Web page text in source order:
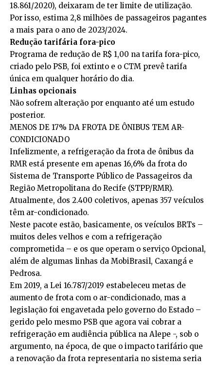
18.861/2020), deixaram de ter limite de utilização.
Por isso, estima 2,8 milhões de passageiros pagantes
a mais para o ano de 2023/2024.
Redução tarifária fora-pico
Programa de redução de R$ 1,00 na tarifa fora-pico,
criado pelo PSB, foi extinto e o CTM prevê tarifa
única em qualquer horário do dia.
Linhas opcionais
Não sofrem alteração por enquanto até um estudo
posterior.
MENOS DE 17% DA FROTA DE ÔNIBUS TEM AR-
CONDICIONADO
Infelizmente, a refrigeração da frota de ônibus da
RMR está presente em apenas 16,6% da frota do
Sistema de Transporte Público de Passageiros da
Região Metropolitana do Recife (STPP/RMR).
Atualmente, dos 2.400 coletivos, apenas 357 veículos
têm ar-condicionado.
Neste pacote estão, basicamente, os veículos BRTs –
muitos deles velhos e com a refrigeração
comprometida – e os que operam o serviço Opcional,
além de algumas linhas da MobiBrasil, Caxangá e
Pedrosa.
Em 2019, a Lei 16.787/2019 estabeleceu metas de
aumento de frota com o ar-condicionado, mas a
legislação foi engavetada pelo governo do Estado –
gerido pelo mesmo PSB que agora vai cobrar a
refrigeração em audiência pública na Alepe -, sob o
argumento, na época, de que o impacto tarifário que
a renovação da frota representaria no sistema seria